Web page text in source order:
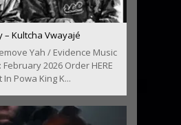
– Kultcha Vwayajé
Yah / Evidence Music
2026 Order HERE
In Powa King K...